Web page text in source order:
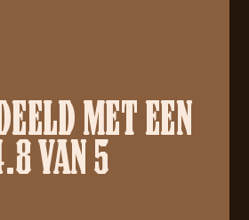
MET EEN
VAN 5